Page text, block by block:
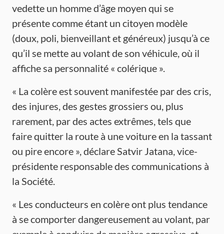
vedette un homme d’âge moyen qui se
présente comme étant un citoyen modèle
(doux, poli, bienveillant et généreux) jusqu’à ce
qu’il se mette au volant de son véhicule, où il
affiche sa personnalité « colérique ».
« La colère est souvent manifestée par des cris,
des injures, des gestes grossiers ou, plus
rarement, par des actes extrêmes, tels que
faire quitter la route à une voiture en la tassant
ou pire encore », déclare Satvir Jatana, vice-
présidente responsable des communications à
la Société.
« Les conducteurs en colère ont plus tendance
à se comporter dangereusement au volant, par